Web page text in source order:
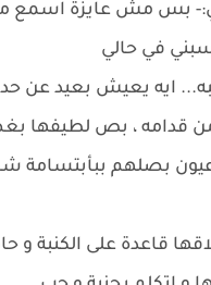
بس مش عايزة اسمع
في حالي
ايه يعيش بعيد عن حد
من قدامه ، بص
بصلهم ببأبتسامة
قاعدة على الكنبة و